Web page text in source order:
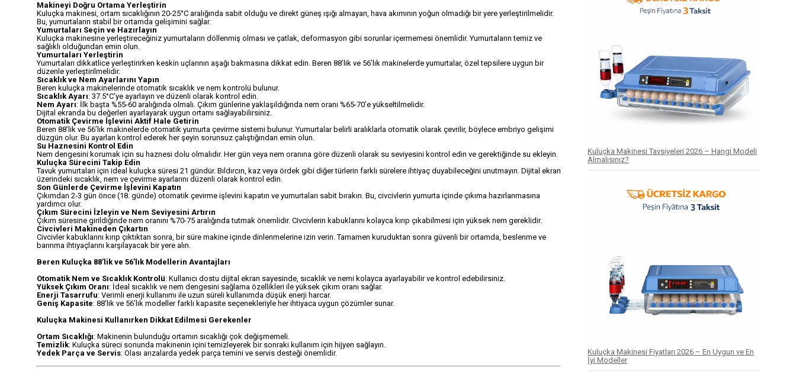
Makineyi Doğru Ortama Yerleştirin
Kuluçka makinesi, ortam sıcaklığının 20-25°C aralığında sabit olduğu ve direkt güneş ışığı almayan, hava akımının yoğun olmadığı bir yere yerleştirilmelidir.
Bu, yumurtaların stabil bir ortamda gelişimini sağlar.
Yumurtaları Seçin ve Hazırlayın
Kuluçka makinesine yerleştireceğiniz yumurtaların döllenmiş olması ve çatlak, deformasyon gibi sorunlar içermemesi önemlidir. Yumurtaların temiz ve
sağlıklı olduğundan emin olun.
Yumurtaları Yerleştirin
Yumurtaları dikkatlice yerleştirirken keskin uçlarının aşağı bakmasına dikkat edin. Beren 88’lik ve 56’lık makinelerde yumurtalar, özel tepsilere uygun bir
düzenle yerleştirilmelidir.
Sıcaklık ve Nem Ayarlarını Yapın
Beren kuluçka makinelerinde otomatik sıcaklık ve nem kontrolü bulunur.
Sıcaklık Ayarı: 37.5°C’ye ayarlayın ve düzenli olarak kontrol edin.
Nem Ayarı: İlk başta %55-60 aralığında olmalı. Çıkım günlerine yaklaşıldığında nem oranı %65-70’e yükseltilmelidir.
Dijital ekranda bu değerleri ayarlayarak uygun ortamı sağlayabilirsiniz.
Otomatik Çevirme İşlevini Aktif Hale Getirin
Beren 88’lik ve 56’lık makinelerde otomatik yumurta çevirme sistemi bulunur. Yumurtalar belirli aralıklarla otomatik olarak çevrilir, böylece embriyo gelişimi
düzgün olur. Bu ayarları kontrol ederek her şeyin sorunsuz çalıştığından emin olun.
Su Haznesini Kontrol Edin
Nem dengesini korumak için su haznesi dolu olmalıdır. Her gün veya nem oranına göre düzenli olarak su seviyesini kontrol edin ve gerektiğinde su ekleyin.
Kuluçka Sürecini Takip Edin
Tavuk yumurtaları için ideal kuluçka süresi 21 gündür. Bıldırcın, kaz veya ördek gibi diğer türlerin farklı sürelere ihtiyaç duyabileceğini unutmayın. Dijital ekran
üzerindeki sıcaklık, nem ve çevirme ayarlarını düzenli olarak kontrol edin.
Son Günlerde Çevirme İşlevini Kapatın
Çıkımdan 2-3 gün önce (18. günde) otomatik çevirme işlevini kapatın ve yumurtaları sabit bırakın. Bu, civcivlerin yumurta içinde çıkıma hazırlanmasına
yardımcı olur.
Çıkım Sürecini İzleyin ve Nem Seviyesini Artırın
Çıkım süresine girildiğinde nem oranını %70-75 aralığında tutmak önemlidir. Civcivlerin kabuklarını kolayca kırıp çıkabilmesi için yüksek nem gereklidir.
Civcivleri Makineden Çıkartın
Civcivler kabuklarını kırıp çıktıktan sonra, bir süre makine içinde dinlenmelerine izin verin. Tamamen kuruduktan sonra güvenli bir ortamda, beslenme ve
barınma ihtiyaçlarını karşılayacak bir yere alın.
Beren Kuluçka 88’lik ve 56’lık Modellerin Avantajları
Otomatik Nem ve Sıcaklık Kontrolü: Kullanıcı dostu dijital ekran sayesinde, sıcaklık ve nemi kolayca ayarlayabilir ve kontrol edebilirsiniz.
Yüksek Çıkım Oranı: İdeal sıcaklık ve nem dengesini sağlama özellikleri ile yüksek çıkım oranı sağlar.
Enerji Tasarrufu: Verimli enerji kullanımı ile uzun süreli kullanımda düşük enerji harcar.
Geniş Kapasite: 88’lik ve 56’lık modeller farklı kapasite seçenekleriyle her ihtiyaca uygun çözümler sunar.
Kuluçka Makinesi Kullanırken Dikkat Edilmesi Gerekenler
Ortam Sıcaklığı: Makinenin bulunduğu ortamın sıcaklığı çok değişmemeli.
Temizlik: Kuluçka süreci sonunda makinenin içini temizleyerek bir sonraki kullanım için hijyen sağlayın.
Yedek Parça ve Servis: Olası arızalarda yedek parça temini ve servis desteği önemlidir.
Kuluçka Makinesi Tavsiyeleri 2026 – Hangi Modeli
Almalısınız?
Kuluçka Makinesi Fiyatları 2026 – En Uygun ve En
İyi Modeller